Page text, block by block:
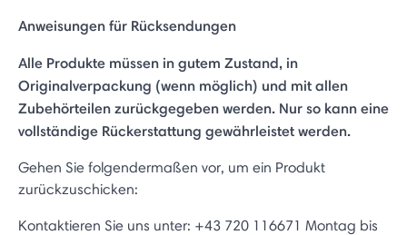
Anweisungen für Rücksendungen
Alle Produkte müssen in gutem Zustand, in
Originalverpackung (wenn möglich) und mit allen
Zubehörteilen zurückgegeben werden. Nur so kann eine
vollständige Rückerstattung gewährleistet werden.
Gehen Sie folgendermaßen vor, um ein Produkt
zurückzuschicken:
Kontaktieren Sie uns unter: +43 720 116671 Montag bis